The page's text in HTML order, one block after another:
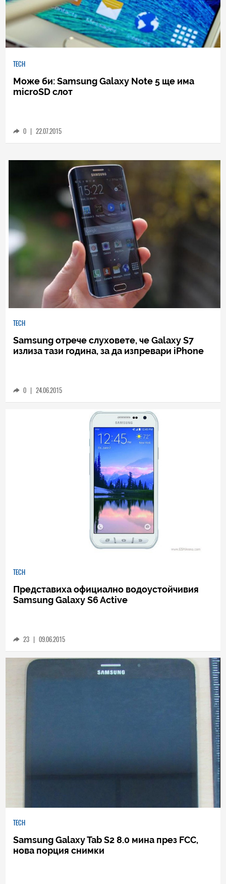
TECH
Може би: Samsung Galaxy Note 5 ще има
microSD слот
0 | 22.07.2015
TECH
Samsung отрече слуховете, че Galaxy S7
излиза тази година, за да изпревари iPhone
0 | 24.06.2015
TECH
Представиха официално водоустойчивия
Samsung Galaxy S6 Active
23 | 09.06.2015
TECH
Samsung Galaxy Tab S2 8.0 мина през FCC,
нова порция снимки